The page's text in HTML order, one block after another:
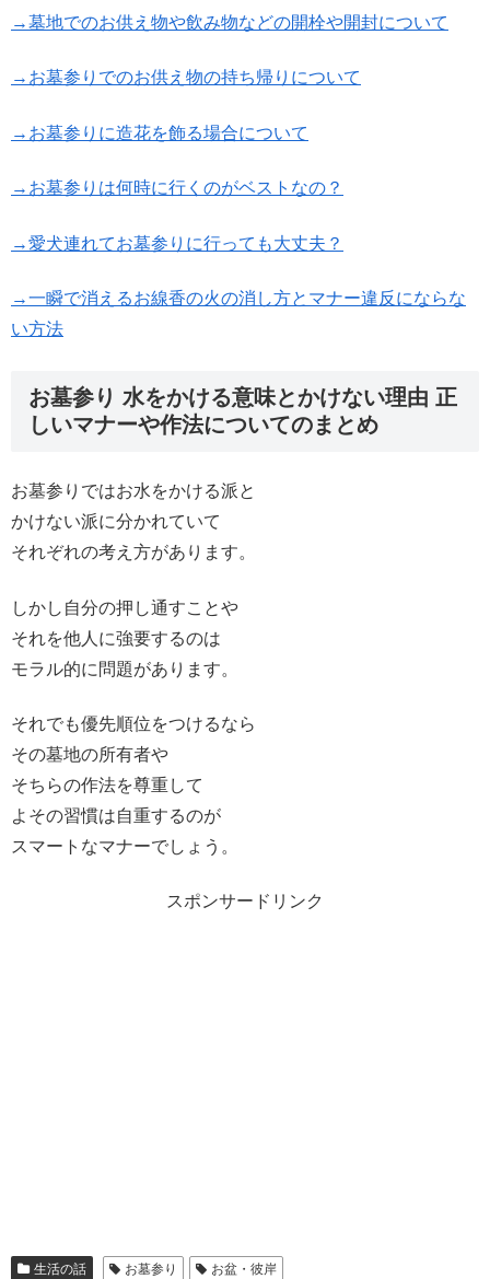
→墓地でのお供え物や飲み物などの開栓や開封について
→お墓参りでのお供え物の持ち帰りについて
→お墓参りに造花を飾る場合について
→お墓参りは何時に行くのがベストなの？
→愛犬連れてお墓参りに行っても大丈夫？
→一瞬で消えるお線香の火の消し方とマナー違反にならな
い方法
お墓参り 水をかける意味とかけない理由 正
しいマナーや作法についてのまとめ
お墓参りではお水をかける派と
かけない派に分かれていて
それぞれの考え方があります。
しかし自分の押し通すことや
それを他人に強要するのは
モラル的に問題があります。
それでも優先順位をつけるなら
その墓地の所有者や
そちらの作法を尊重して
よその習慣は自重するのが
スマートなマナーでしょう。
スポンサードリンク
生活の話 お墓参り お盆・彼岸